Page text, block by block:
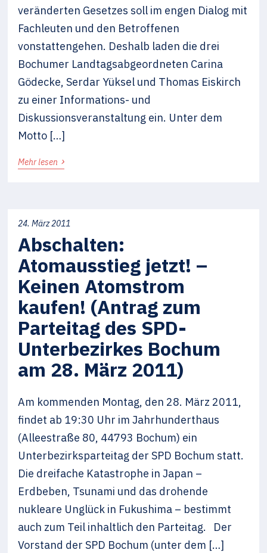
veränderten Gesetzes soll im engen Dialog mit
Fachleuten und den Betroffenen
vonstattengehen. Deshalb laden die drei
Bochumer Landtagsabgeordneten Carina
Gödecke, Serdar Yüksel und Thomas Eiskirch
zu einer Informations- und
Diskussionsveranstaltung ein. Unter dem
Motto […]
Mehr lesen ›
24. März 2011
Abschalten:
Atomausstieg jetzt! –
Keinen Atomstrom
kaufen! (Antrag zum
Parteitag des SPD-
Unterbezirkes Bochum
am 28. März 2011)
Am kommenden Montag, den 28. März 2011,
findet ab 19:30 Uhr im Jahrhunderthaus
(Alleestraße 80, 44793 Bochum) ein
Unterbezirksparteitag der SPD Bochum statt.
Die dreifache Katastrophe in Japan –
Erdbeben, Tsunami und das drohende
nukleare Unglück in Fukushima – bestimmt
auch zum Teil inhaltlich den Parteitag. Der
Vorstand der SPD Bochum (unter dem […]